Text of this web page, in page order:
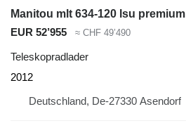
Manitou mlt 634-120 lsu premium
EUR 52’955
≈ CHF 49’490
Teleskopradlader
2012
Deutschland, De-27330 Asendorf